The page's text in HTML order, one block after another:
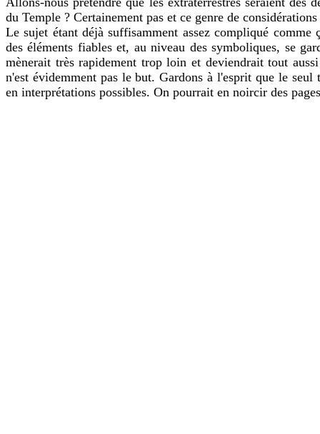
du Temple ? Certainement pas et ce genre de
Le sujet étant déjà suffisamment assez compliqué comme
des éléments fiables et, au niveau des symboliques, se
mènerait très rapidement trop loin et deviendrait tout
n'est évidemment pas le but. Gardons à l'esprit que le seul
en interprétations possibles. On pourrait en noircir des